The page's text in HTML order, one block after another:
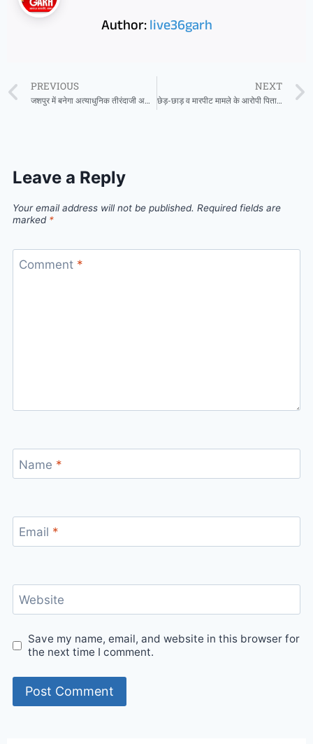
Author:live36garh
PREVIOUS
जशपुर में बनेगा अत्याधुनिक तीरंदाजी अकादमी
NEXT
छेड़-छाड़ व मारपीट मामले के आरोपी पिता-पुत्र गिरफ्तार
Leave a Reply
Your email address will not be published. Required fields are
marked *
Comment *
Name *
Email *
Website
Save my name, email, and website in this browser for
the next time I comment.